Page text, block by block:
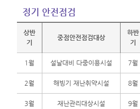
정기 안전점검
상반
기
중점안전점검대상
하반
기
1월 설날대비 다중이용시설 7월
2월 해빙기 재난취약시설 8월
3월 재난관리대상시설 9월